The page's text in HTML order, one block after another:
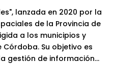
lanzada en 2020 por la
de la Provincia de
a los municipios y
Su objetivo es
gestión de información...